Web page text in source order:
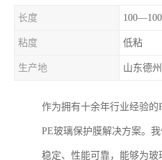
长度
粘度 低粘
生产地 山东德州
作为拥有十余年行业经验
PE玻璃保护膜解决方案。
稳定、性能可靠，能够为玻